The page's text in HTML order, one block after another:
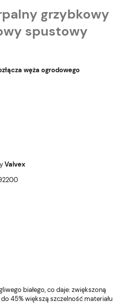
grzybkowy
spustowy
węża ogrodowego
Valvex
białego, co daje: zwiększoną
45% większą szczelność materiału